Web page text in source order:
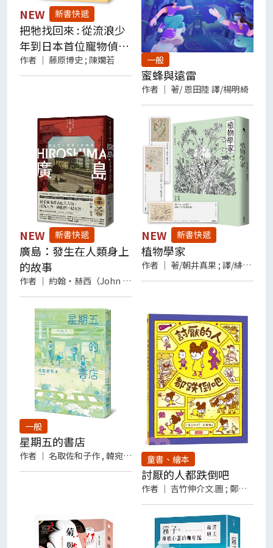
【看看大家推薦了什麼書】(請點我)
【我要投稿】及投稿資訊(請點我)
NEW 新書快遞
把牠找回來 : 從流浪少
年到日本首位寵物偵
探, 經手三千多個失蹤
案件, 在絕望中帶毛孩
作者 ｜ 藤原博史 ; 陳嫺若 一般
蜜蜂與遠雷
作者 ｜ 著/ 恩田陸 譯/楊明綺
NEW 新書快遞
廣島：發生在人類身上
的故事
作者 ｜ 約翰‧赫西（John Hersey）
NEW 新書快遞
植物學家
作者 ｜ 著/朝井真果 ; 譯/緋華璃
一般
星期五的書店
作者 ｜ 名取佐和子作 , 韓宛庭譯 童書、繪本
討厭的人都跌倒吧
作者 ｜ 吉竹伸介文.圖 ; 鄭雅云譯